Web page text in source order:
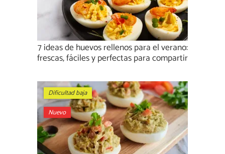
7 ideas de huevos rellenos para el verano:
frescas, fáciles y perfectas para compartir
Dificultad baja
Nuevo